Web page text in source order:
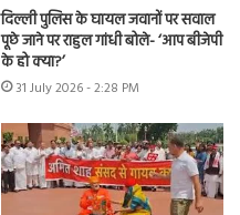
दिल्ली पुलिस के घायल जवानों पर सवाल
पूछे जाने पर राहुल गांधी बोले- ‘आप बीजेपी
के हो क्या?’
31 July 2026 - 2:28 PM